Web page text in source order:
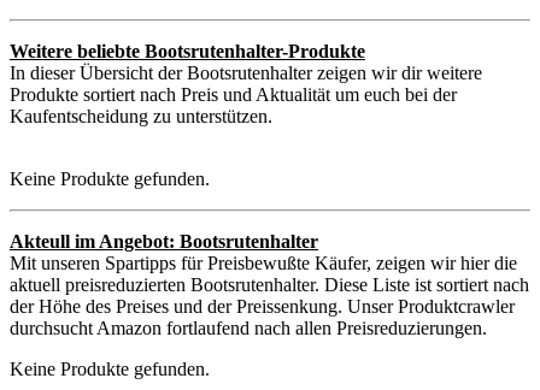
Weitere beliebte Bootsrutenhalter-Produkte
In dieser Übersicht der Bootsrutenhalter zeigen wir dir weitere
Produkte sortiert nach Preis und Aktualität um euch bei der
Kaufentscheidung zu unterstützen.
Keine Produkte gefunden.
Akteull im Angebot: Bootsrutenhalter
Mit unseren Spartipps für Preisbewußte Käufer, zeigen wir hier die
aktuell preisreduzierten Bootsrutenhalter. Diese Liste ist sortiert nach
der Höhe des Preises und der Preissenkung. Unser Produktcrawler
durchsucht Amazon fortlaufend nach allen Preisreduzierungen.
Keine Produkte gefunden.